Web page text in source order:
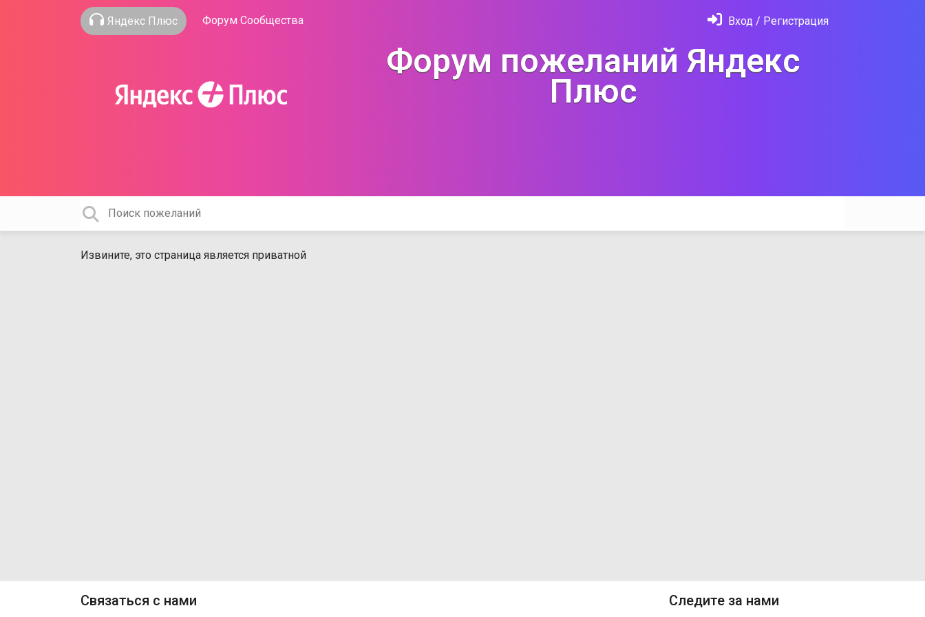
Яндекс Плюс Форум Сообщества Вход / Регистрация
Форум пожеланий Яндекс
Плюс
Извините, это страница является приватной
Связаться с нами Следите за нами